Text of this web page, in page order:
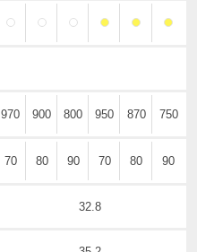
970 900 800 950 870 750
70 80 90 70 80 90
32.8